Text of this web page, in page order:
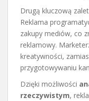
Drugą kluczową
Reklama
zakupy mediów, co
reklamowy.
kreatywności,
przygotowywaniu
Dzięki możliwości
rzeczywistym,